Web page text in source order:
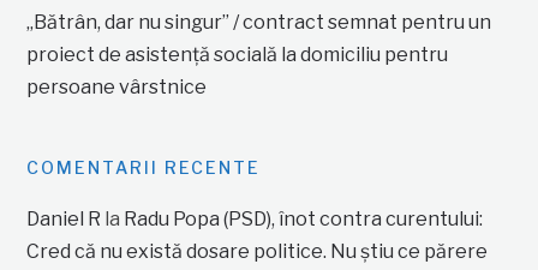
„Bătrân, dar nu singur” / contract semnat pentru un
proiect de asistență socială la domiciliu pentru
persoane vârstnice
COMENTARII RECENTE
Daniel R la Radu Popa (PSD), înot contra curentului:
Cred că nu există dosare politice. Nu știu ce părere